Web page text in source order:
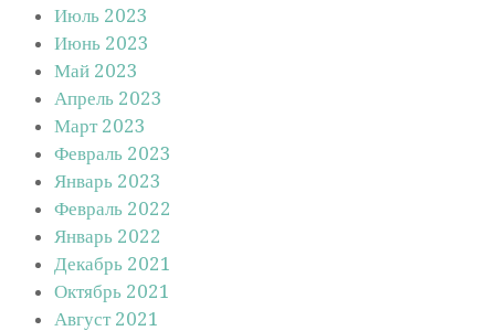
Июль 2023
Июнь 2023
Май 2023
Апрель 2023
Март 2023
Февраль 2023
Январь 2023
Февраль 2022
Январь 2022
Декабрь 2021
Октябрь 2021
Август 2021